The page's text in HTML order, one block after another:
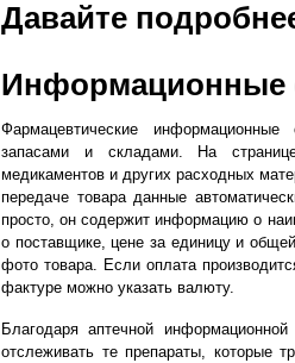
Давайте
Информационные
Фармацевтические
запасами и складами. На
медикаментов и других расходных
передаче товара данные
просто, он содержит информацию о
о поставщике, цене за единицу и
фото товара. Если оплата
фактуре можно указать валюту.
Благодаря аптечной
отслеживать те препараты, которые